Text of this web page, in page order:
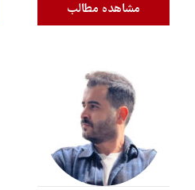
مشاهده مطالب